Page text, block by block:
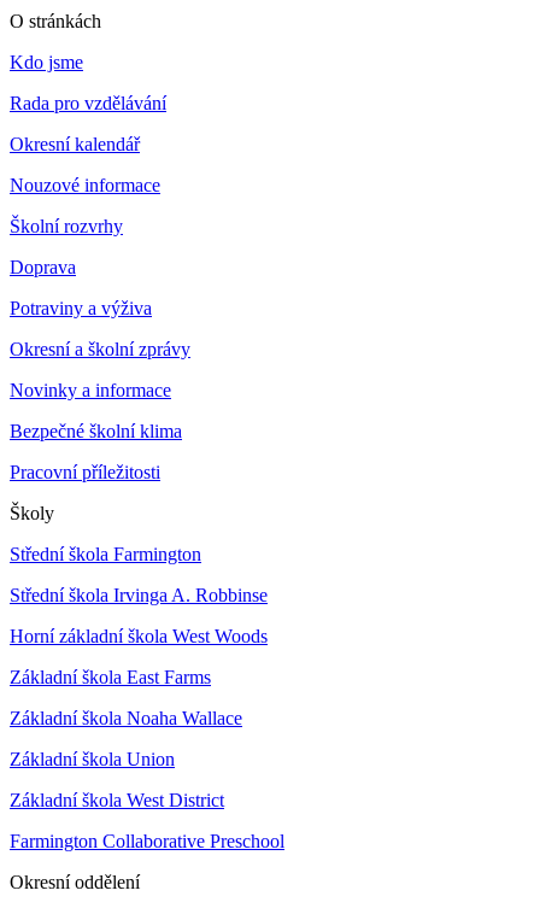
O stránkách
Kdo jsme
Rada pro vzdělávání
Okresní kalendář
Nouzové informace
Školní rozvrhy
Doprava
Potraviny a výživa
Okresní a školní zprávy
Novinky a informace
Bezpečné školní klima
Pracovní příležitosti
Školy
Střední škola Farmington
Střední škola Irvinga A. Robbinse
Horní základní škola West Woods
Základní škola East Farms
Základní škola Noaha Wallace
Základní škola Union
Základní škola West District
Farmington Collaborative Preschool
Okresní oddělení